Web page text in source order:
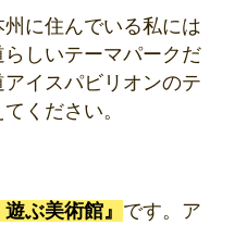
に住んでいる私には
しいテーマパークだ
イスパビリオンのテ
ください。
ぶ美術館』 です。ア